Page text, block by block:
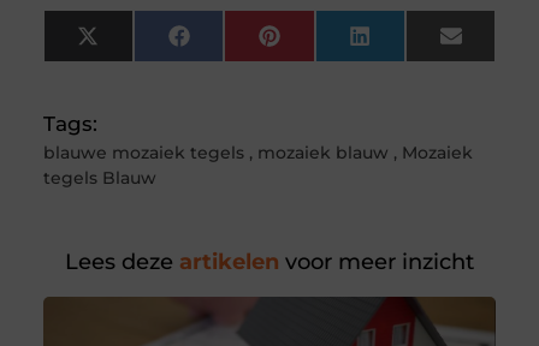
X
(Twitter)
FacebookPinterestLinkedInEmail
Tags:
blauwe mozaiek tegels, mozaiek blauw , Mozaiek
tegels Blauw
Lees deze artikelen voor meer inzicht